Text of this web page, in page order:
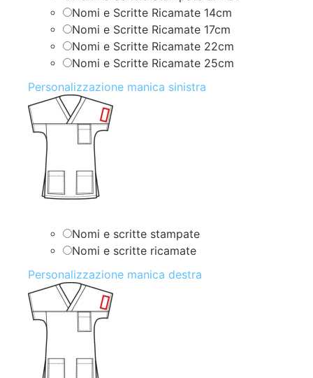
Nomi e Scritte Ricamate 14cm
Nomi e Scritte Ricamate 17cm
Nomi e Scritte Ricamate 22cm
Nomi e Scritte Ricamate 25cm
Personalizzazione manica sinistra
Nomi e scritte stampate
Nomi e scritte ricamate
Personalizzazione manica destra